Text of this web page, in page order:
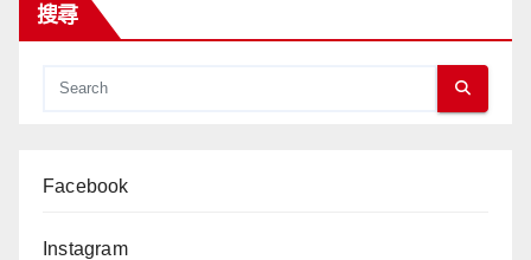
搜尋
Facebook
Instagram